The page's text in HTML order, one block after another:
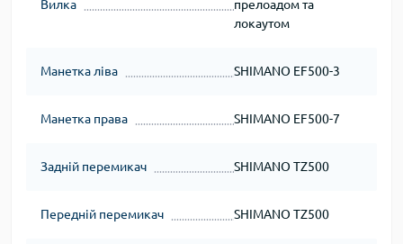
Вилка
прелоадом та
локаутом
Манетка ліва SHIMANO EF500-3
Манетка права SHIMANO EF500-7
Задній перемикач SHIMANO TZ500
Передній перемикач SHIMANO TZ500